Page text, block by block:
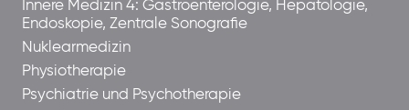
Innere Medizin 4: Gastroenterologie, Hepatologie,
Endoskopie, Zentrale Sonografie
Nuklearmedizin
Physiotherapie
Psychiatrie und Psychotherapie